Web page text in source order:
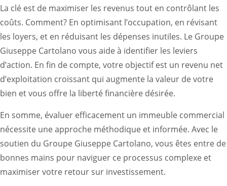
La clé est de maximiser les revenus tout en contrôlant les
coûts. Comment? En optimisant l’occupation, en révisant
les loyers, et en réduisant les dépenses inutiles. Le Groupe
Giuseppe Cartolano vous aide à identifier les leviers
d’action. En fin de compte, votre objectif est un revenu net
d’exploitation croissant qui augmente la valeur de votre
bien et vous offre la liberté financière désirée.
En somme, évaluer efficacement un immeuble commercial
nécessite une approche méthodique et informée. Avec le
soutien du Groupe Giuseppe Cartolano, vous êtes entre de
bonnes mains pour naviguer ce processus complexe et
maximiser votre retour sur investissement.